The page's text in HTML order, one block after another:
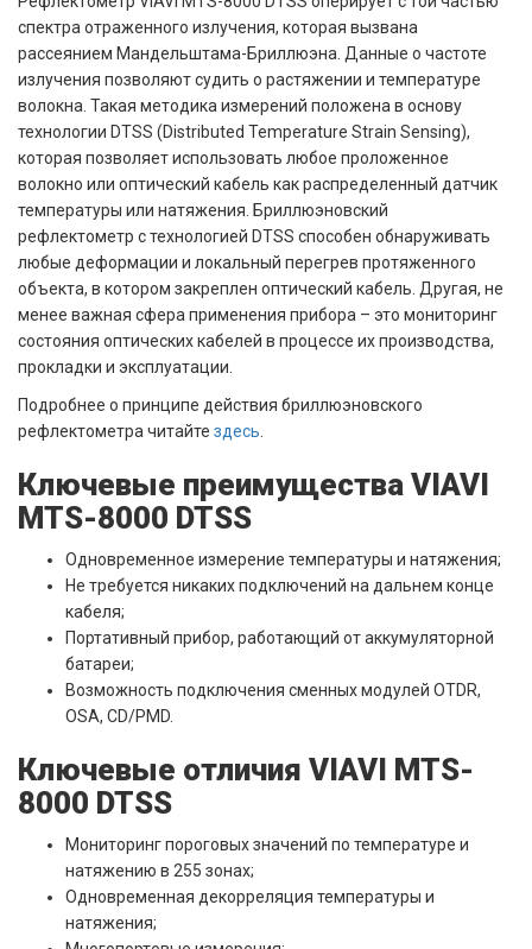
спектра отраженного излучения, которая вызвана
рассеянием Мандельштама-Бриллюэна. Данные о частоте
излучения позволяют судить о растяжении и температуре
волокна. Такая методика измерений положена в основу
технологии DTSS (Distributed Temperature Strain Sensing),
которая позволяет использовать любое проложенное
волокно или оптический кабель как распределенный датчик
температуры или натяжения. Бриллюэновский
рефлектометр с технологией DTSS способен обнаруживать
любые деформации и локальный перегрев протяженного
объекта, в котором закреплен оптический кабель. Другая, не
менее важная сфера применения прибора – это мониторинг
состояния оптических кабелей в процессе их производства,
прокладки и эксплуатации.
Подробнее о принципе действия бриллюэновского
рефлектометра читайте здесь.
Ключевые преимущества VIAVI
MTS-8000 DTSS
Одновременное измерение температуры и натяжения;
Не требуется никаких подключений на дальнем конце
кабеля;
Портативный прибор, работающий от аккумуляторной
батареи;
Возможность подключения сменных модулей OTDR,
OSA, CD/PMD.
Ключевые отличия VIAVI MTS-
8000 DTSS
Мониторинг пороговых значений по температуре и
натяжению в 255 зонах;
Одновременная декорреляция температуры и
натяжения;